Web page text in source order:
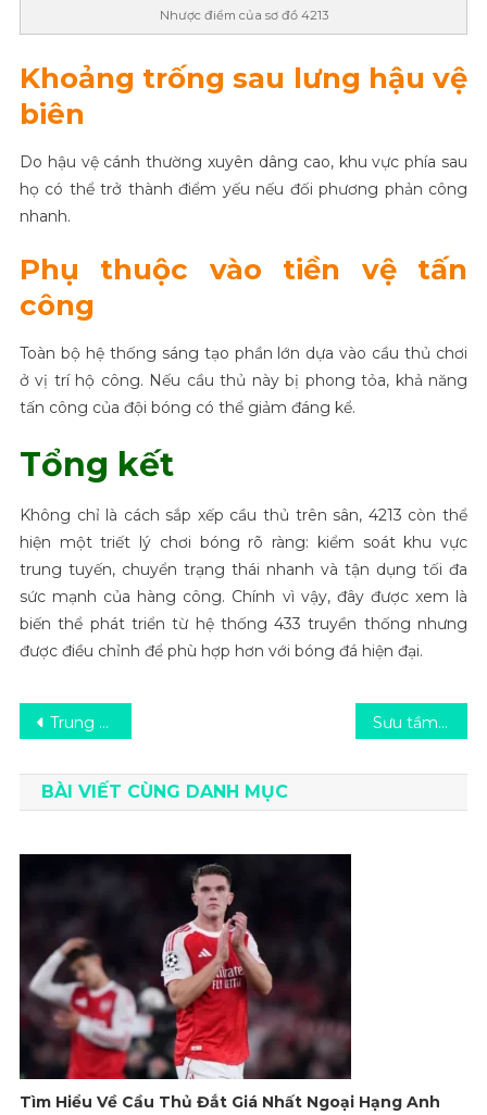
Nhược điểm của sơ đồ 4213
Khoảng trống sau lưng hậu vệ
biên
Do hậu vệ cánh thường xuyên dâng cao, khu vực phía sau
họ có thể trở thành điểm yếu nếu đối phương phản công
nhanh.
Phụ thuộc vào tiền vệ tấn
công
Toàn bộ hệ thống sáng tạo phần lớn dựa vào cầu thủ chơi
ở vị trí hộ công. Nếu cầu thủ này bị phong tỏa, khả năng
tấn công của đội bóng có thể giảm đáng kể.
Tổng kết
Không chỉ là cách sắp xếp cầu thủ trên sân, 4213 còn thể
hiện một triết lý chơi bóng rõ ràng: kiểm soát khu vực
trung tuyến, chuyển trạng thái nhanh và tận dụng tối đa
sức mạnh của hàng công. Chính vì vậy, đây được xem là
biến thể phát triển từ hệ thống 433 truyền thống nhưng
được điều chỉnh để phù hợp hơn với bóng đá hiện đại.
Điều
hướng
bài
viết
Trung vệ trong bóng đá và những điều bạn cần biết Sưu tầm mẫu ốp lưng điện thoại mới nhất – Nâng tầm phong cách
BÀI VIẾT CÙNG DANH MỤC
Tìm Hiểu Về Cầu Thủ Đắt Giá Nhất Ngoại Hạng Anh